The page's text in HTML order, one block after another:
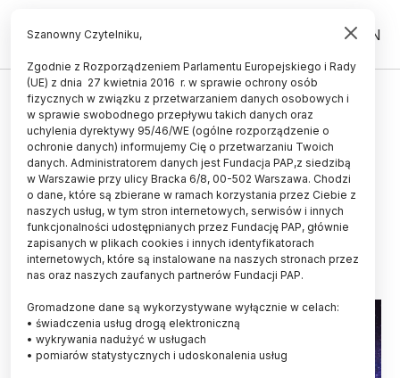
PL EN
ŚWIAT
W kosmosie wykryto miejsce
produkcji najbardziej
wysokoenergetycznego
promieniowania
14.05.2026
aktualizacja: 14.05.2026
2 minuty czytania
Szanowny Czytelniku,
Zgodnie z Rozporządzeniem Parlamentu Europejskiego i Rady
(UE) z dnia 27 kwietnia 2016 r. w sprawie ochrony osób
fizycznych w związku z przetwarzaniem danych osobowych i
w sprawie swobodnego przepływu takich danych oraz
uchylenia dyrektywy 95/46/WE (ogólne rozporządzenie o
ochronie danych) informujemy Cię o przetwarzaniu Twoich
danych. Administratorem danych jest Fundacja PAP,z siedzibą
w Warszawie przy ulicy Bracka 6/8, 00-502 Warszawa. Chodzi
o dane, które są zbierane w ramach korzystania przez Ciebie z
naszych usług, w tym stron internetowych, serwisów i innych
funkcjonalności udostępnianych przez Fundację PAP, głównie
zapisanych w plikach cookies i innych identyfikatorach
internetowych, które są instalowane na naszych stronach przez
nas oraz naszych zaufanych partnerów Fundacji PAP.
Gromadzone dane są wykorzystywane wyłącznie w celach:
• świadczenia usług drogą elektroniczną
• wykrywania nadużyć w usługach
• pomiarów statystycznych i udoskonalenia usług